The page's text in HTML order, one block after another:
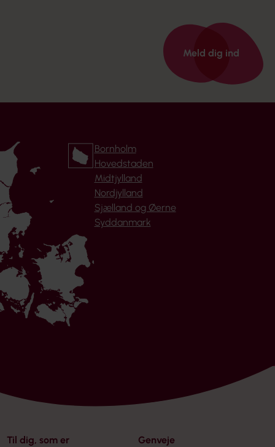
Meld dig ind
Bornholm
Hovedstaden
Midtjylland
Nordjylland
Sjælland og Øerne
Syddanmark
Til dig, som er
Genveje